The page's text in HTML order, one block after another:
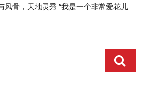
风骨，天地灵秀 “我是一个非常爱花儿